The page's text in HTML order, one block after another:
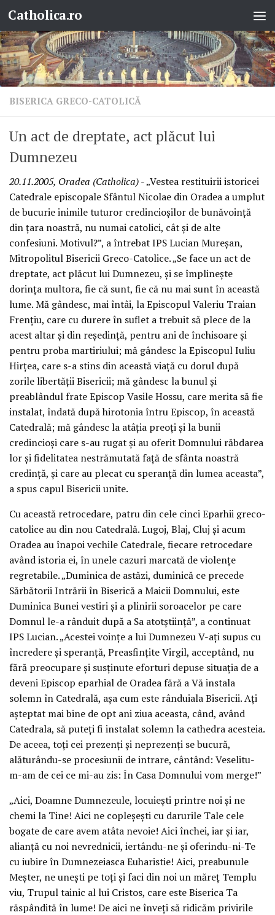
Skip to content
Catholica.ro
BISERICA GRECO-CATOLICĂ
Un act de dreptate, act plăcut lui
Dumnezeu
20.11.2005, Oradea (Catholica)- „Vestea restituirii istoricei
Catedrale episcopale Sfântul Nicolae din Oradea a umplut
de bucurie inimile tuturor credincioşilor de bunăvoinţă
din ţara noastră, nu numai catolici, cât şi de alte
confesiuni. Motivul?”, a întrebat IPS Lucian Mureşan,
Mitropolitul Bisericii Greco-Catolice. „Se face un act de
dreptate, act plăcut lui Dumnezeu, şi se împlineşte
dorinţa multora, fie că sunt, fie că nu mai sunt în această
lume. Mă gândesc, mai întâi, la Episcopul Valeriu Traian
Frenţiu, care cu durere în suflet a trebuit să plece de la
acest altar şi din reşedinţă, pentru ani de închisoare şi
pentru proba martiriului; mă gândesc la Episcopul Iuliu
Hirţea, care s-a stins din această viaţă cu dorul după
zorile libertăţii Bisericii; mă gândesc la bunul şi
preablândul frate Episcop Vasile Hossu, care merita să fie
instalat, îndată după hirotonia întru Episcop, în această
Catedrală; mă gândesc la atâţia preoţi şi la bunii
credincioşi care s-au rugat şi au oferit Domnului răbdarea
lor şi fidelitatea nestrămutată faţă de sfânta noastră
credinţă, şi care au plecat cu speranţă din lumea aceasta”,
a spus capul Bisericii unite.
Cu această retrocedare, patru din cele cinci Eparhii greco-
catolice au din nou Catedrală. Lugoj, Blaj, Cluj şi acum
Oradea au înapoi vechile Catedrale, fiecare retrocedare
având istoria ei, în unele cazuri marcată de violenţe
regretabile. „Duminica de astăzi, duminică ce precede
Sărbătorii Intrării în Biserică a Maicii Domnului, este
Duminica Bunei vestiri şi a plinirii soroacelor pe care
Domnul le-a rânduit după a Sa atotştiinţă”, a continuat
IPS Lucian. „Acestei voinţe a lui Dumnezeu V-aţi supus cu
încredere şi speranţă, Preasfinţite Virgil, acceptând, nu
fără preocupare şi susţinute eforturi depuse situaţia de a
deveni Episcop eparhial de Oradea fără a Vă instala
solemn în Catedrală, aşa cum este rânduiala Bisericii. Aţi
aşteptat mai bine de opt ani ziua aceasta, când, având
Catedrala, să puteţi fi instalat solemn la cathedra acesteia.
De aceea, toţi cei prezenţi şi neprezenţi se bucură,
alăturându-se procesiunii de intrare, cântând: Veselitu-
m-am de cei ce mi-au zis: În Casa Domnului vom merge!”
„Aici, Doamne Dumnezeule, locuieşti printre noi şi ne
chemi la Tine! Aici ne copleşeşti cu darurile Tale cele
bogate de care avem atâta nevoie! Aici închei, iar şi iar,
alianţă cu noi nevrednicii, iertându-ne şi oferindu-ni-Te
cu iubire în Dumnezeiasca Euharistie! Aici, preabunule
Meşter, ne uneşti pe toţi şi faci din noi un măreţ Templu
viu, Trupul tainic al lui Cristos, care este Biserica Ta
răspândită în lume! De aici ne înveţi să ridicăm privirile